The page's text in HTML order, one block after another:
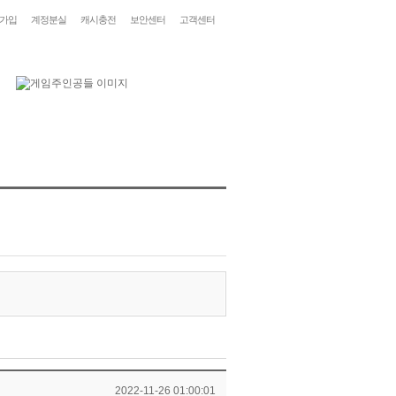
입 계정분실 캐시충전 보안센터 고객센터
2022-11-26 01:00:01